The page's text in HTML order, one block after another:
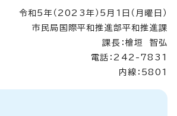
令和5年（2023年）5月1日（月曜日）
市民局国際平和推進部平和推進課
課長：檜垣 智弘
電話：242-7831
内線：5801